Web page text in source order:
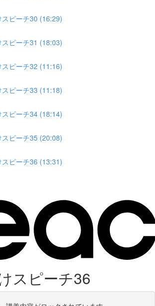
ピーチ30 (16:29)
ピーチ31 (18:03)
ピーチ32 (11:16)
ピーチ33 (11:18)
ピーチ34 (18:14)
ピーチ35 (20:08)
ピーチ36 (13:31)
スピーチ36